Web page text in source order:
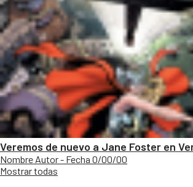
Veremos de nuevo a Jane Foster en
Nombre Autor - Fecha 0/00/00
Mostrar todas